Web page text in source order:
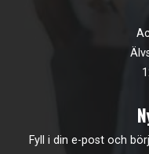
Fyll i din e-post och